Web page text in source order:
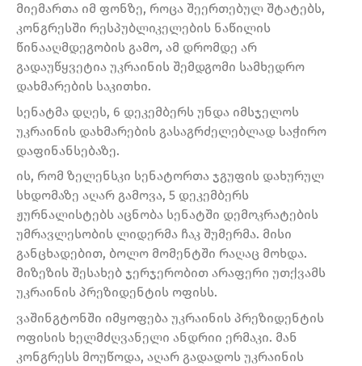
მიემართა იმ ფონზე, როცა შეერთებულ შტატებს,
კონგრესში რესპუბლიკელების ნაწილის
წინააღმდეგობის გამო, ამ დრომდე არ
გადაუწყვეტია უკრაინის შემდგომი სამხედრო
დახმარების საკითხი.
სენატმა დღეს, 6 დეკემბერს უნდა იმსჯელოს
უკრაინის დახმარების გასაგრძელებლად საჭირო
დაფინანსებაზე.
ის, რომ ზელენსკი სენატორთა ჯგუფის დახურულ
სხდომაზე აღარ გამოვა, 5 დეკემბერს
ჟურნალისტებს აცნობა სენატში დემოკრატების
უმრავლესობის ლიდერმა ჩაკ შუმერმა. მისი
განცხადებით, ბოლო მომენტში რაღაც მოხდა.
მიზეზის შესახებ ჯერჯერობით არაფერი უთქვამს
უკრაინის პრეზიდენტის ოფისს.
ვაშინგტონში იმყოფება უკრაინის პრეზიდენტის
ოფისის ხელმძღვანელი ანდრიი ერმაკი. მან
კონგრესს მოუწოდა, აღარ გადადოს უკრაინის